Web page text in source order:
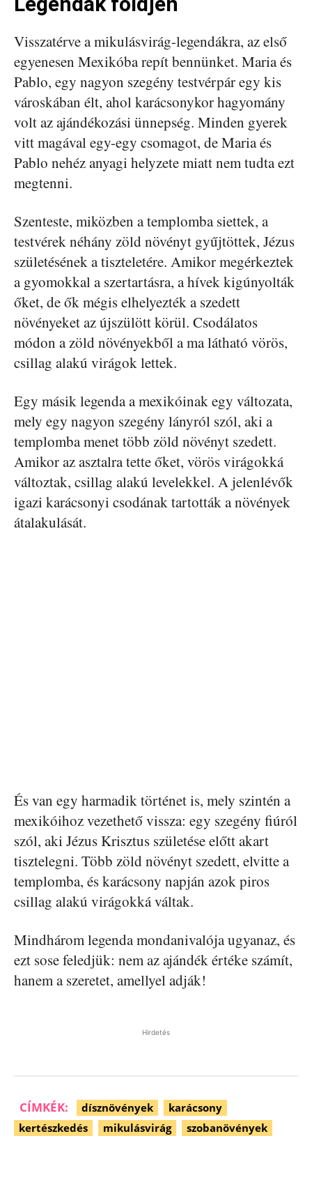
Visszatérve a mikulásvirág-legendákra, az első
egyenesen Mexikóba repít bennünket. Maria és
Pablo, egy nagyon szegény testvérpár egy kis
városkában élt, ahol karácsonykor hagyomány
volt az ajándékozási ünnepség. Minden gyerek
vitt magával egy-egy csomagot, de Maria és
Pablo nehéz anyagi helyzete miatt nem tudta ezt
megtenni.
Szenteste, miközben a templomba siettek, a
testvérek néhány zöld növényt gyűjtöttek, Jézus
születésének a tiszteletére. Amikor megérkeztek
a gyomokkal a szertartásra, a hívek kigúnyolták
őket, de ők mégis elhelyezték a szedett
növényeket az újszülött körül. Csodálatos
módon a zöld növényekből a ma látható vörös,
csillag alakú virágok lettek.
Egy másik legenda a mexikóinak egy változata,
mely egy nagyon szegény lányról szól, aki a
templomba menet több zöld növényt szedett.
Amikor az asztalra tette őket, vörös virágokká
változtak, csillag alakú levelekkel. A jelenlévők
igazi karácsonyi csodának tartották a növények
átalakulását.
És van egy harmadik történet is, mely szintén a
mexikóihoz vezethető vissza: egy szegény fiúról
szól, aki Jézus Krisztus születése előtt akart
tisztelegni. Több zöld növényt szedett, elvitte a
templomba, és karácsony napján azok piros
csillag alakú virágokká váltak.
Mindhárom legenda mondanivalója ugyanaz, és
ezt sose feledjük: nem az ajándék értéke számít,
hanem a szeretet, amellyel adják!
Hirdetés
CÍMKÉK: dísznövények
karácsony
kertészkedés
mikulásvirág szobanövények